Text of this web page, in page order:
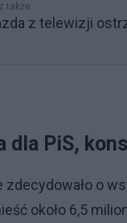
także
z telewizji
dla PiS,
o
około 6,5